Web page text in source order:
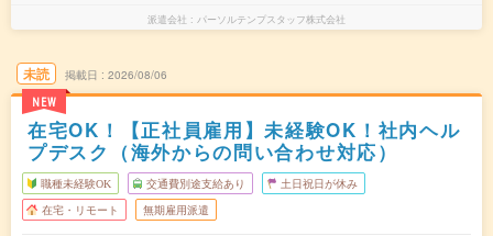
派遣会社 パーソルテンプスタッフ株式会社
未読
NEW
掲載日 2026/08/06
在宅OK！【正社員雇用】未経験OK！社内ヘル
プデスク（海外からの問い合わせ対応）
職種未経験OK 交通費別途支給あり 土日祝日が休み
在宅・リモート 無期雇用派遣